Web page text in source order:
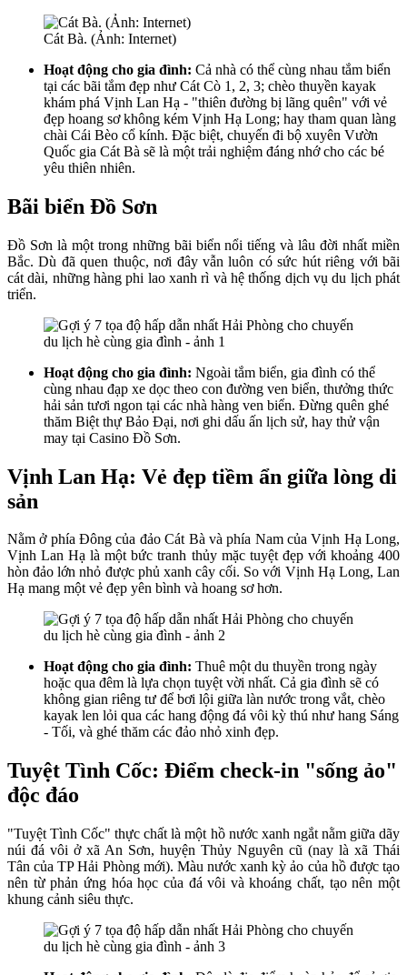
Cát Bà. (Ảnh: Internet)
Hoạt động cho gia đình: Cả nhà có thể cùng nhau tắm biển
tại các bãi tắm đẹp như Cát Cò 1, 2, 3; chèo thuyền kayak
khám phá Vịnh Lan Hạ - "thiên đường bị lãng quên" với vẻ
đẹp hoang sơ không kém Vịnh Hạ Long; hay tham quan làng
chài Cái Bèo cổ kính. Đặc biệt, chuyến đi bộ xuyên Vườn
Quốc gia Cát Bà sẽ là một trải nghiệm đáng nhớ cho các bé
yêu thiên nhiên.
Bãi biển Đồ Sơn
Đồ Sơn là một trong những bãi biển nổi tiếng và lâu đời nhất miền
Bắc. Dù đã quen thuộc, nơi đây vẫn luôn có sức hút riêng với bãi
cát dài, những hàng phi lao xanh rì và hệ thống dịch vụ du lịch phát
triển.
Hoạt động cho gia đình: Ngoài tắm biển, gia đình có thể
cùng nhau đạp xe dọc theo con đường ven biển, thưởng thức
hải sản tươi ngon tại các nhà hàng ven biển. Đừng quên ghé
thăm Biệt thự Bảo Đại, nơi ghi dấu ấn lịch sử, hay thử vận
may tại Casino Đồ Sơn.
Vịnh Lan Hạ: Vẻ đẹp tiềm ẩn giữa lòng di
sản
Nằm ở phía Đông của đảo Cát Bà và phía Nam của Vịnh Hạ Long,
Vịnh Lan Hạ là một bức tranh thủy mặc tuyệt đẹp với khoảng 400
hòn đảo lớn nhỏ được phủ xanh cây cối. So với Vịnh Hạ Long, Lan
Hạ mang một vẻ đẹp yên bình và hoang sơ hơn.
Hoạt động cho gia đình: Thuê một du thuyền trong ngày
hoặc qua đêm là lựa chọn tuyệt vời nhất. Cả gia đình sẽ có
không gian riêng tư để bơi lội giữa làn nước trong vắt, chèo
kayak len lỏi qua các hang động đá vôi kỳ thú như hang Sáng
- Tối, và ghé thăm các đảo nhỏ xinh đẹp.
Tuyệt Tình Cốc: Điểm check-in "sống ảo"
độc đáo
"Tuyệt Tình Cốc" thực chất là một hồ nước xanh ngắt nằm giữa dãy
núi đá vôi ở xã An Sơn, huyện Thủy Nguyên cũ (nay là xã Thái
Tân của TP Hải Phòng mới). Màu nước xanh kỳ ảo của hồ được tạo
nên từ phản ứng hóa học của đá vôi và khoáng chất, tạo nên một
khung cảnh siêu thực.